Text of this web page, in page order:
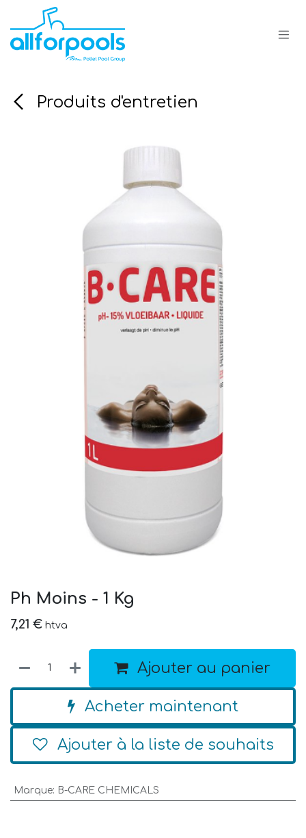
Se rendre au contenu
Produits d'entretien
Ph Moins - 1 Kg
7,21 € htva
Ajouter au panier
Acheter maintenant
Ajouter à la liste de souhaits
Marque: B-CARE CHEMICALS